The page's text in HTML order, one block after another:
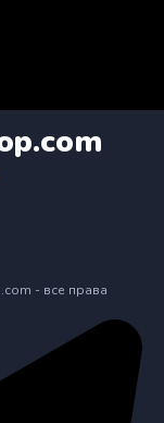
- все права